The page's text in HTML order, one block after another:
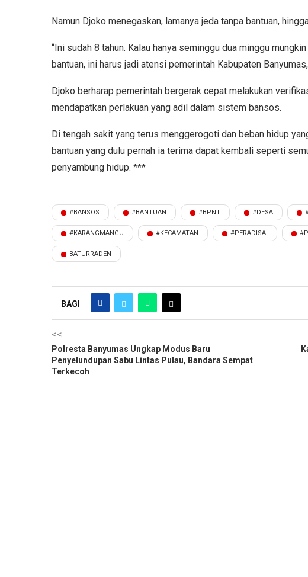
Namun Djoko menegaskan, lamanya jeda tanpa bantuan,
“Ini sudah 8 tahun. Kalau hanya seminggu dua minggu
bantuan, ini harus jadi atensi pemerintah Kabupaten
Djoko berharap pemerintah bergerak cepat melakukan
mendapatkan perlakuan yang adil dalam sistem bansos.
Di tengah sakit yang terus menggerogoti dan beban hidup
bantuan yang dulu pernah ia terima dapat kembali seperti
penyambung hidup. ***
#BANSOS #BANTUAN #BPNT #DESA
#KARANGMANGU #KECAMATAN #PERADISAI
BATURRADEN
BAGI
<<
Polresta Banyumas Ungkap Modus Baru
Penyelundupan Sabu Lintas Pulau, Bandara Sempat
Terkecoh